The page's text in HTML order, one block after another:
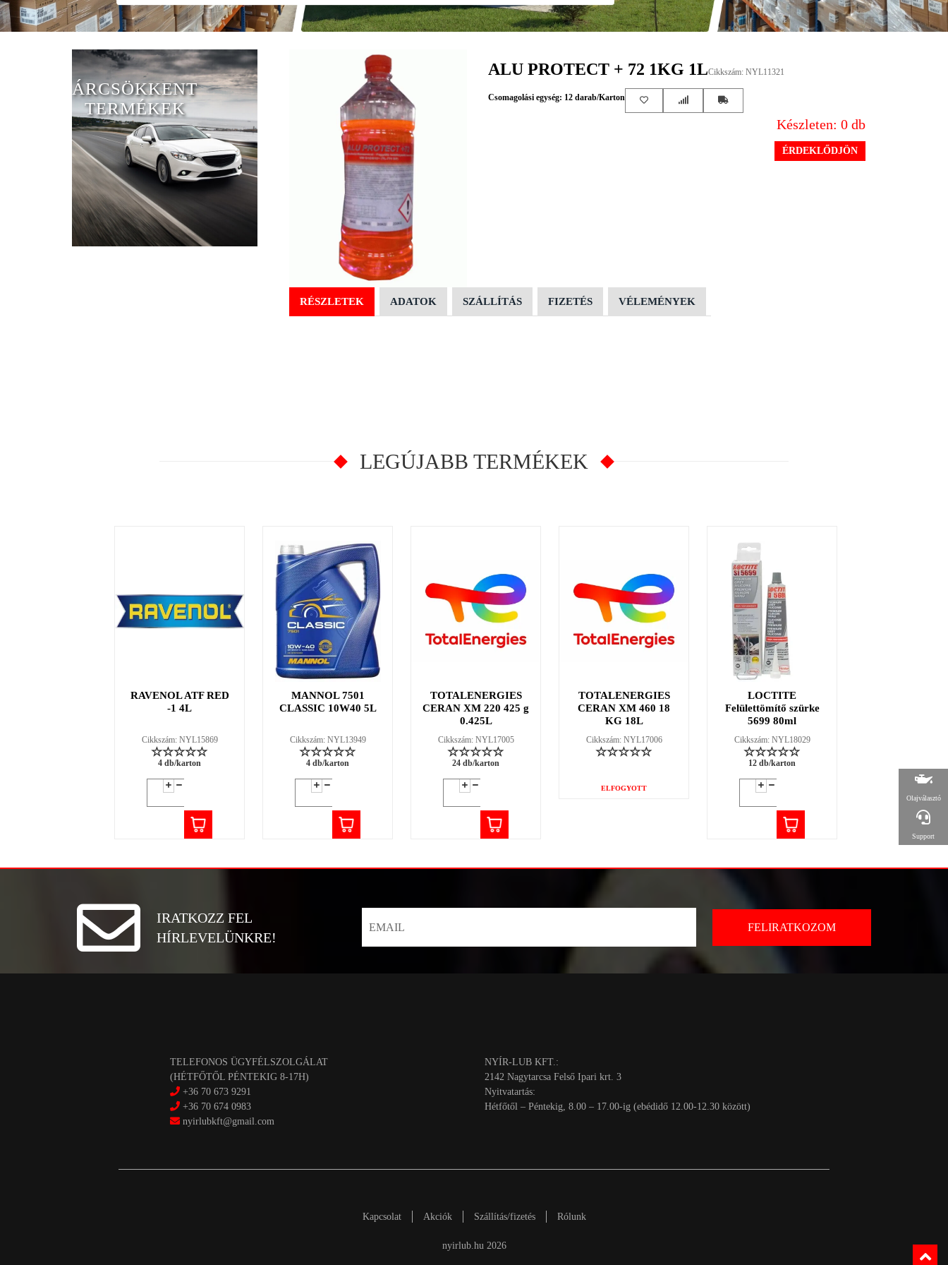
ÁRCSÖKKENT
TERMÉKEK
ALU PROTECT + 72 1KG 1LCikkszám: NYL11321
Csomagolási egység: 12 darab/Karton
Készleten: 0 db
ÉRDEKLŐDJÖN
RÉSZLETEK ADATOK SZÁLLÍTÁS FIZETÉS VÉLEMÉNYEK
LEGÚJABB TERMÉKEK
RAVENOL ATF RED
-1 4L
Cikkszám: NYL15869
4 db/karton
MANNOL 7501
CLASSIC 10W40 5L
Cikkszám: NYL13949
4 db/karton
TOTALENERGIES
CERAN XM 220 425 g
0.425L
Cikkszám: NYL17005
24 db/karton
TOTALENERGIES
CERAN XM 460 18
KG 18L
Cikkszám: NYL17006
ELFOGYOTT
LOCTITE
Felülettömítő szürke
5699 80ml
Cikkszám: NYL18029
12 db/karton
IRATKOZZ FEL
HÍRLEVELÜNKRE!
TELEFONOS ÜGYFÉLSZOLGÁLAT
(HÉTFŐTŐL PÉNTEKIG 8-17H)
+36 70 673 9291
+36 70 674 0983
nyirlubkft@gmail.com
NYÍR-LUB KFT.:
2142 Nagytarcsa Felső Ipari krt. 3
Nyitvatartás:
Hétfőtől – Péntekig, 8.00 – 17.00-ig (ebédidő 12.00-12.30 között)
Kapcsolat Akciók Szállítás/fizetés Rólunk
nyirlub.hu 2026
Olajválasztó
Support